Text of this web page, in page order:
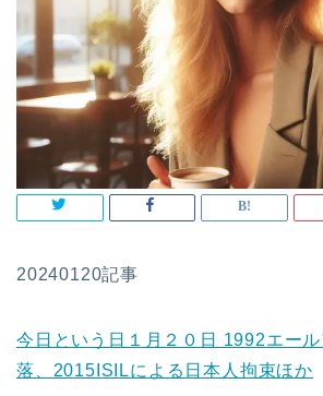
20240120記事
今日という日１月２０日 1992エー
落、2015ISILによる日本人拘束ほか